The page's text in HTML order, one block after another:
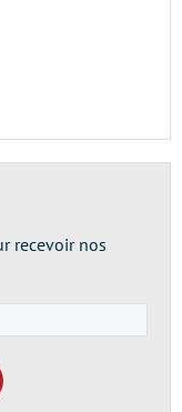
recevoir nos